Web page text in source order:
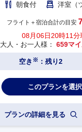
朝食付 洋室（
フライト＋宿泊合計の目安
08月06日20時11分
大人・お一人様： 659マ
空き ※ ：残り2
プランの詳細を見る